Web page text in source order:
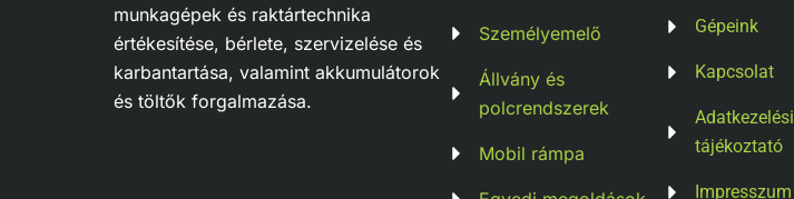
munkagépek és raktártechnika
értékesítése, bérlete, szervizelése és
karbantartása, valamint akkumulátorok
és töltők forgalmazása.
Személyemelő
Állvány és
polcrendszerek
Mobil rámpa
Gépeink
Kapcsolat
Adatkezelési
tájékoztató
Impresszum